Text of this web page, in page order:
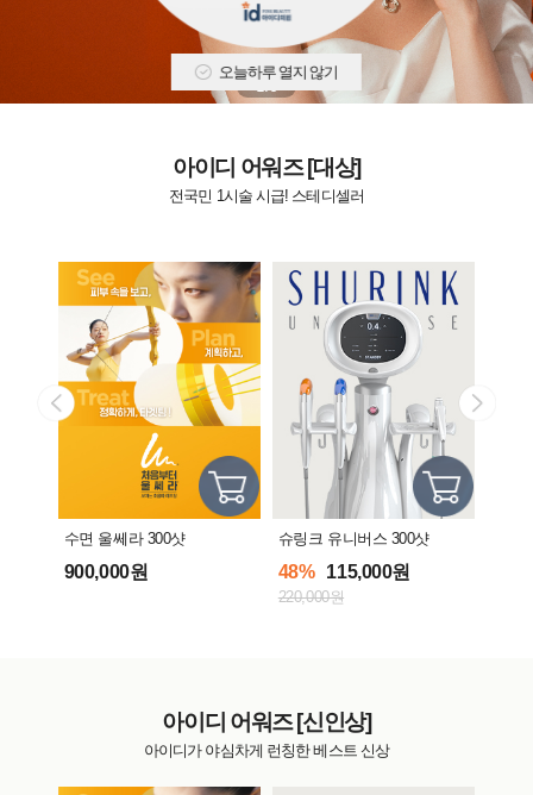
아이디 어워즈 [대상]
전국민 1시술 시급! 스테디셀러
수면 울쎄라 300샷
900,000원
슈링크 유니버스 300샷
48% 115,000원
220,000원
아이디 어워즈 [신인상]
아이디가 야심차게 런칭한 베스트 신상
오늘하루 열지 않기